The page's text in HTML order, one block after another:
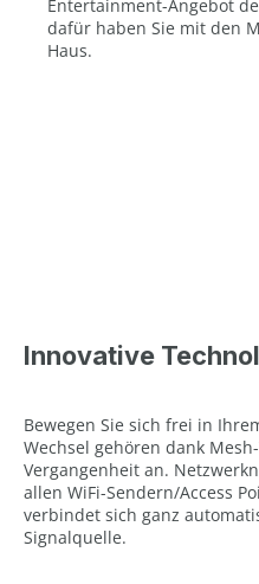
Entertainment-Angebot
dafür haben Sie mit den
Haus.
Innovative
Bewegen Sie sich frei in
Wechsel gehören dank
Vergangenheit an.
allen WiFi-Sendern/Access
verbindet sich ganz
Signalquelle.